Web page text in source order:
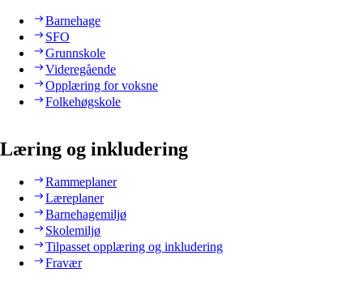
Barnehage
SFO
Grunnskole
Videregående
Opplæring for voksne
Folkehøgskole
Læring og inkludering
Rammeplaner
Læreplaner
Barnehagemiljø
Skolemiljø
Tilpasset opplæring og inkludering
Fravær